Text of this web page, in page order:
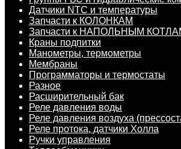
Датчики NTC и температуры
Запчасти к КОЛОНКАМ
Запчасти к НАПОЛЬНЫМ
Краны подпитки
Манометры, термометры
Мембраны
Программаторы и термостаты
Разное
Расширительный бак
Реле давления воды
Реле давления воздуха
Реле протока, датчики Холла
Ручки управления